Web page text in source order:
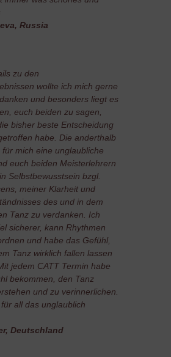
Russia
zu den
wollte ich mich gerne
und besonders liegt es
euch beiden zu sagen,
bisher beste Entscheidung
habe. Die anderthalb
mich eine unglaubliche
euch beiden Meisterlehrern
Selbstbewusstsein bzgl.
meiner Klarheit und
des und in dem
Tanz zu verdanken. Ich
sicherer, kann Rhythmen
und habe das Gefühl,
Tanz wirklich fallen lassen
jedem CATT Termin habe
bekommen, den Tanz
und zu verinnerlichen.
all das unglaublich
Deutschland